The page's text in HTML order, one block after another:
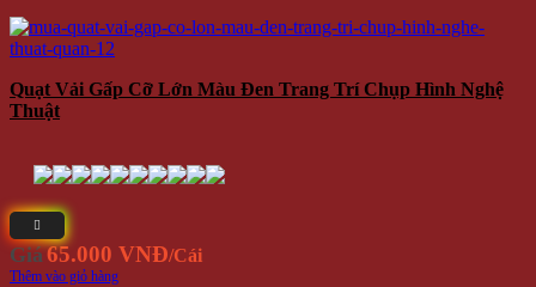
Quạt Vải Gấp Cỡ Lớn Màu Đen Trang Trí Chụp Hình Nghệ
Thuật
Giá65.000 VNĐ/Cái
Thêm vào giỏ hàng